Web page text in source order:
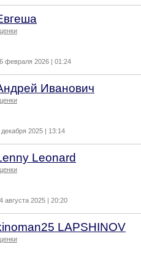
февраля 2026 | 01:24
Иванович
декабря 2025 | 13:14
Leonard
августа 2025 | 20:20
LAPSHINOV